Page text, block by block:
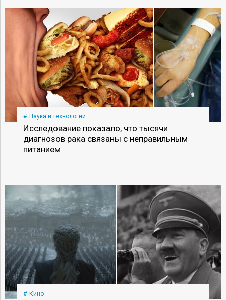
Наука и технологии
Исследование показало, что тысячи
диагнозов рака связаны с неправильным
питанием
Кино